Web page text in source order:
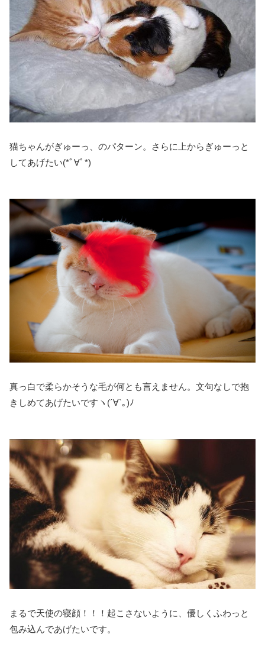
猫ちゃんがぎゅーっ、のパターン。さらに上からぎゅーっと
してあげたい(*ﾟ∀ﾟ*)
真っ白で柔らかそうな毛が何とも言えません。文句なしで抱
きしめてあげたいですヽ(´∀`｡)ﾉ
まるで天使の寝顔！！！起こさないように、優しくふわっと
包み込んであげたいです。